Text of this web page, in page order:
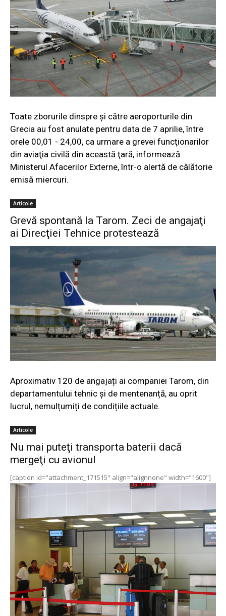
Toate zborurile dinspre şi către aeroporturile din
Grecia au fost anulate pentru data de 7 aprilie, între
orele 00,01 - 24,00, ca urmare a grevei funcţionarilor
din aviaţia civilă din această ţară, informează
Ministerul Afacerilor Externe, într-o alertă de călătorie
emisă miercuri.
Articole
Grevă spontană la Tarom. Zeci de angajaţi
ai Direcţiei Tehnice protestează
Aproximativ 120 de angajați ai companiei Tarom, din
departamentului tehnic și de mentenanță, au oprit
lucrul, nemulțumiți de condițiile actuale.
Articole
Nu mai puteţi transporta baterii dacă
mergeţi cu avionul
[caption id="attachment_171515" align="alignnone" width="1600"]